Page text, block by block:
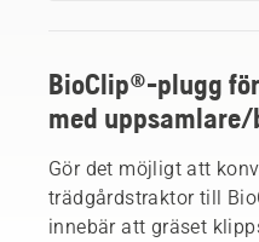
BioClip®-plugg
med
Gör det möjligt att
trädgårdstraktor till
innebär att gräset